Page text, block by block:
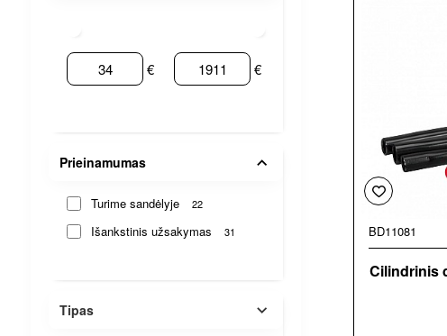
€ €
Prieinamumas
Turime sandėlyje 22
Išankstinis užsakymas 31
Tipas
BD11081
Cilindrinis